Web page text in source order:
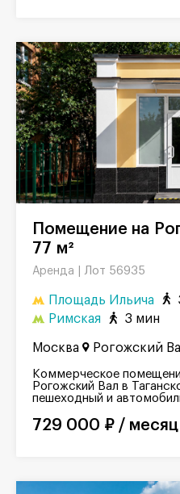
Помещение на Рогожском Валу,
77 м²
Аренда | Лот 56935
Площадь Ильича
Римская
3 мин
Москва Рогожский
Коммерческое
Рогожский Вал в
пешеходный и
729 000 ₽ / месяц